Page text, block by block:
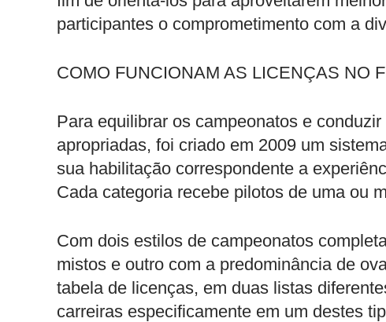
participantes o comprometimento com a
COMO FUNCIONAM AS LICENÇAS NO
Para equilibrar os campeonatos e
apropriadas, foi criado em 2009 um
sua habilitação correspondente a
Cada categoria recebe pilotos de uma ou
Com dois estilos de campeonatos
mistos e outro com a predominância de
tabela de licenças, em duas listas
carreiras especificamente em um destes